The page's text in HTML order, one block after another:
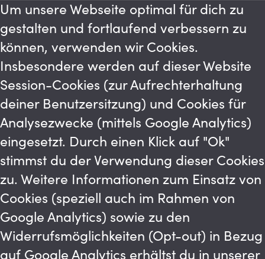
Um unsere Webseite optimal für dich zu
gestalten und fortlaufend verbessern zu
können, verwenden wir Cookies.
Insbesondere werden auf dieser Website
Session-Cookies (zur Aufrechterhaltung
deiner Benutzersitzung) und Cookies für
Analysezwecke (mittels Google Analytics)
eingesetzt. Durch einen Klick auf "Ok"
stimmst du der Verwendung dieser Cookies
zu. Weitere Informationen zum Einsatz von
Cookies (speziell auch im Rahmen von
Google Analytics) sowie zu den
Widerrufsmöglichkeiten (Opt-out) in Bezug
auf Google Analytics erhältst du in unserer